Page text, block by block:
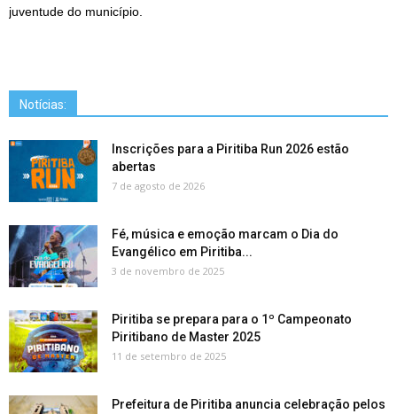
juventude do município.
Notícias:
Inscrições para a Piritiba Run 2026 estão
abertas
7 de agosto de 2026
Fé, música e emoção marcam o Dia do
Evangélico em Piritiba...
3 de novembro de 2025
Piritiba se prepara para o 1º Campeonato
Piritibano de Master 2025
11 de setembro de 2025
Prefeitura de Piritiba anuncia celebração pelos